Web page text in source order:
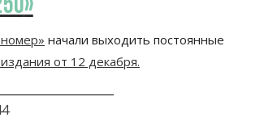
»
» начали выходить постоянные
от 12 декабря.